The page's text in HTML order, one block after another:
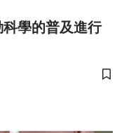
學的普及進行
儲